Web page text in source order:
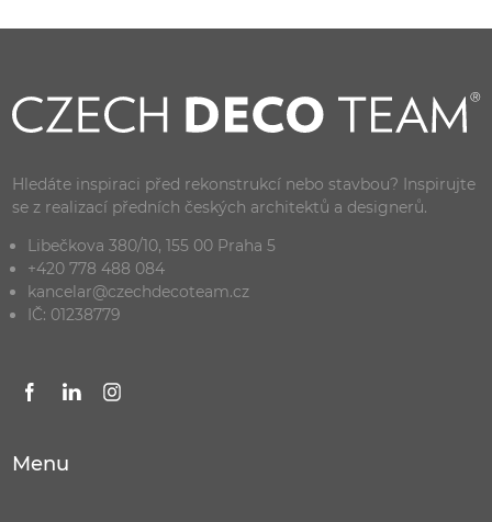
Hledáte inspiraci před rekonstrukcí nebo stavbou? Inspirujte
se z realizací předních českých architektů a designerů.
Libečkova 380/10, 155 00 Praha 5
+420 778 488 084
kancelar@czechdecoteam.cz
IČ: 01238779
Menu